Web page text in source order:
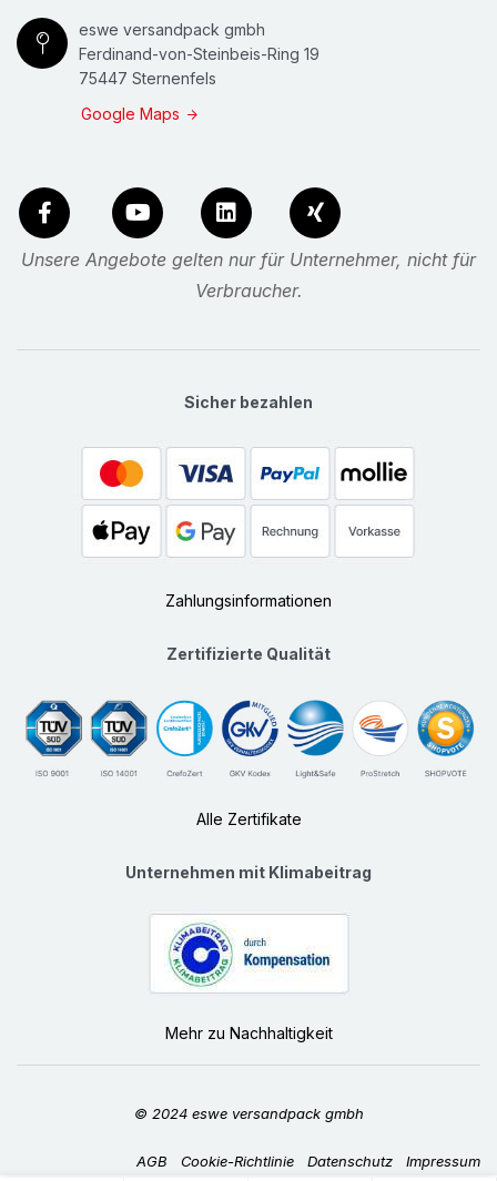
eswe versandpack gmbh
Ferdinand-von-Steinbeis-Ring 19
75447 Sternenfels
Google Maps
Unsere Angebote gelten nur für Unternehmer, nicht für
Verbraucher.
Sicher bezahlen
Zahlungsinformationen
Zertifizierte Qualität
Alle Zertifikate
Unternehmen mit Klimabeitrag
Mehr zu Nachhaltigkeit
© 2024 eswe versandpack gmbh
AGB Cookie-Richtlinie Datenschutz Impressum